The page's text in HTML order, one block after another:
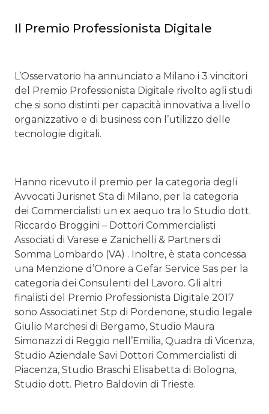
Il Premio Professionista Digitale
L’Osservatorio ha annunciato a Milano i 3 vincitori
del Premio Professionista Digitale rivolto agli studi
che si sono distinti per capacità innovativa a livello
organizzativo e di business con l’utilizzo delle
tecnologie digitali.
Hanno ricevuto il premio per la categoria degli
Avvocati Jurisnet Sta di Milano, per la categoria
dei Commercialisti un ex aequo tra lo Studio dott.
Riccardo Broggini – Dottori Commercialisti
Associati di Varese e Zanichelli & Partners di
Somma Lombardo (VA) . Inoltre, è stata concessa
una Menzione d’Onore a Gefar Service Sas per la
categoria dei Consulenti del Lavoro. Gli altri
finalisti del Premio Professionista Digitale 2017
sono Associati.net Stp di Pordenone, studio legale
Giulio Marchesi di Bergamo, Studio Maura
Simonazzi di Reggio nell’Emilia, Quadra di Vicenza,
Studio Aziendale Savi Dottori Commercialisti di
Piacenza, Studio Braschi Elisabetta di Bologna,
Studio dott. Pietro Baldovin di Trieste.